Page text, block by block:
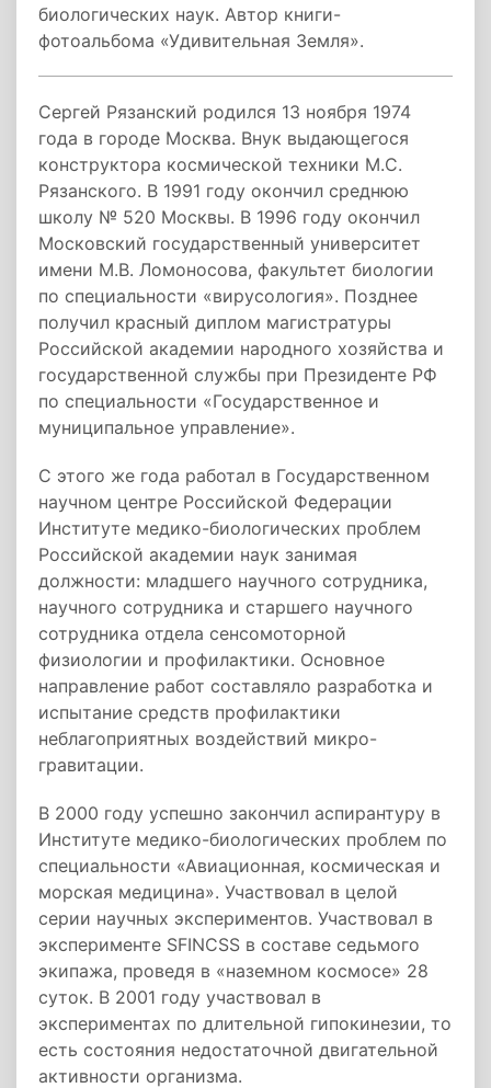
биологических наук. Автор книги-
фотоальбома «Удивительная Земля».
Сергей Рязанский родился 13 ноября 1974
года в городе Москва. Внук выдающегося
конструктора космической техники М.С.
Рязанского. В 1991 году окончил среднюю
школу № 520 Москвы. В 1996 году окончил
Московский государственный университет
имени М.В. Ломоносова, факультет биологии
по специальности «вирусология». Позднее
получил красный диплом магистратуры
Российской академии народного хозяйства и
государственной службы при Президенте РФ
по специальности «Государственное и
муниципальное управление».
С этого же года работал в Государственном
научном центре Российской Федерации
Институте медико­-биологических проблем
Российской академии наук занимая
должности: младшего научного сотрудника,
научного сотрудника и старшего научного
сотрудника отдела сенсомоторной
физиологии и профилактики. Основное
направление работ составляло разработка и
испытание средств профилактики
неблагоприятных воздействий микро-
гравитации.
В 2000 году успешно закончил аспирантуру в
Институте медико­-биологических проблем по
специальности «Авиационная, космическая и
морская медицина». Участвовал в целой
серии научных экспериментов. Участвовал в
эксперименте SFINCSS в составе седьмого
экипажа, проведя в «наземном космосе» 28
суток. В 2001 году участвовал в
экспериментах по длительной гипокинезии, то
есть состояния недостаточной двигательной
активности организма.